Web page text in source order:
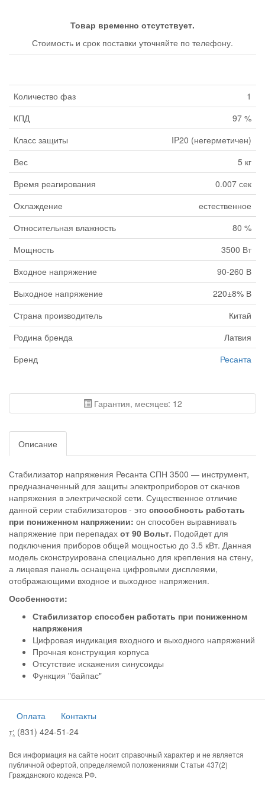
Товар временно отсутствует.
Стоимость и срок поставки уточняйте по телефону.
Количество фаз
1
КПД
97 %
Класс защиты
IP20 (негерметичен)
Вес
5 кг
Время реагирования
0.007 сек
Охлаждение
естественное
Относительная влажность
80 %
Мощность
3500 Вт
Входное напряжение
90-260 В
Выходное напряжение
220±8% В
Страна производитель
Китай
Родина бренда
Латвия
Бренд
Ресанта
Гарантия, месяцев: 12
Описание
Стабилизатор напряжения Ресанта СПН 3500 — инструмент,
предназначенный для защиты электроприборов от скачков
напряжения в электрической сети. Существенное отличие
данной серии стабилизаторов - это способность работать
при пониженном напряжении: он способен выравнивать
напряжение при перепадах от 90 Вольт. Подойдет для
подключения приборов общей мощностью до 3.5 кВт. Данная
модель сконструирована специально для крепления на стену,
а лицевая панель оснащена цифровыми дисплеями,
отображающими входное и выходное напряжения.
Особенности:
Стабилизатор способен работать при пониженном
напряжения
Цифровая индикация входного и выходного напряжений
Прочная конструкция корпуса
Отсутствие искажения синусоиды
Функция "байпас"
Оплата
Контакты
т: (831) 424-51-24
Вся информация на сайте носит справочный характер и не является
публичной офертой, определяемой положениями Статьи 437(2)
Гражданского кодекса РФ.